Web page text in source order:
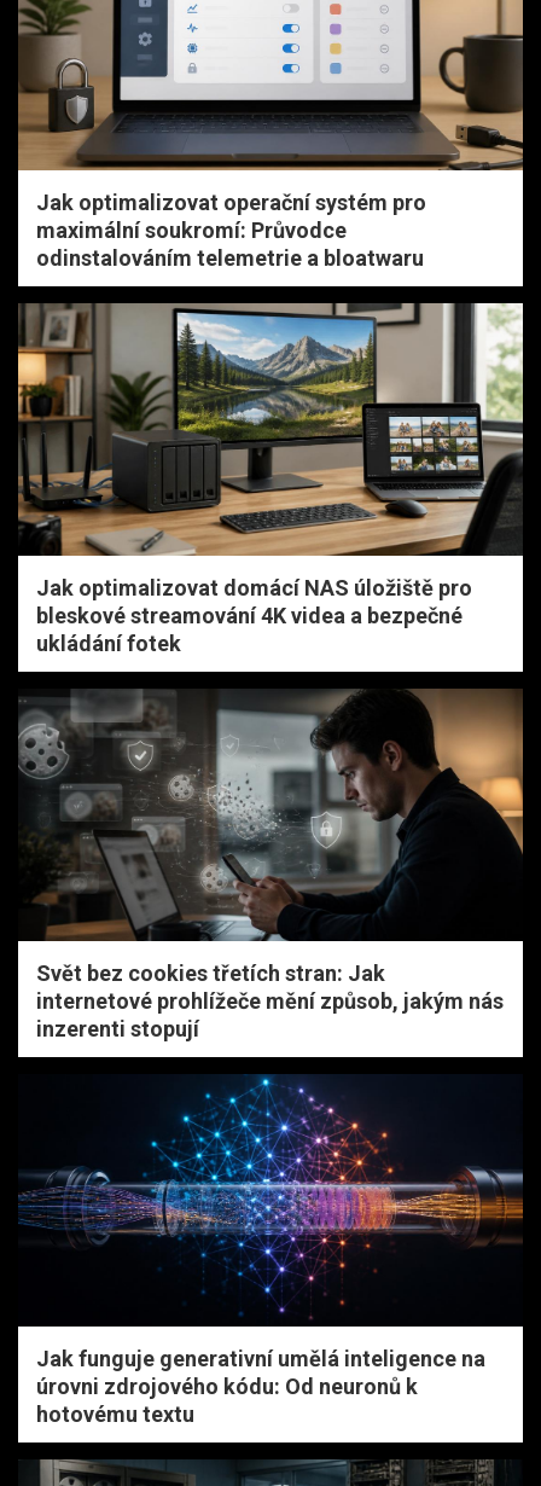
Jak optimalizovat operační systém pro
maximální soukromí: Průvodce
odinstalováním telemetrie a bloatwaru
Jak optimalizovat domácí NAS úložiště pro
bleskové streamování 4K videa a bezpečné
ukládání fotek
Svět bez cookies třetích stran: Jak
internetové prohlížeče mění způsob, jakým nás
inzerenti stopují
Jak funguje generativní umělá inteligence na
úrovni zdrojového kódu: Od neuronů k
hotovému textu